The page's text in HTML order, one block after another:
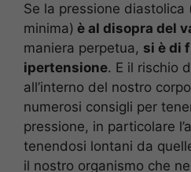
Se la pressione diastolica
minima) è al disopra del
maniera perpetua, si è di
ipertensione. E il rischio
all’interno del nostro
numerosi consigli per
pressione, in particolare
tenendosi lontani da
il nostro organismo che